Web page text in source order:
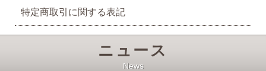
特定商取引に関する表記
ニュース
News